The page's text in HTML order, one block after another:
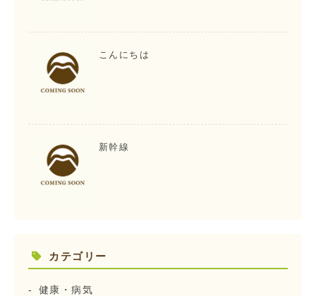
こんにちは
新幹線
カテゴリー
健康・病気